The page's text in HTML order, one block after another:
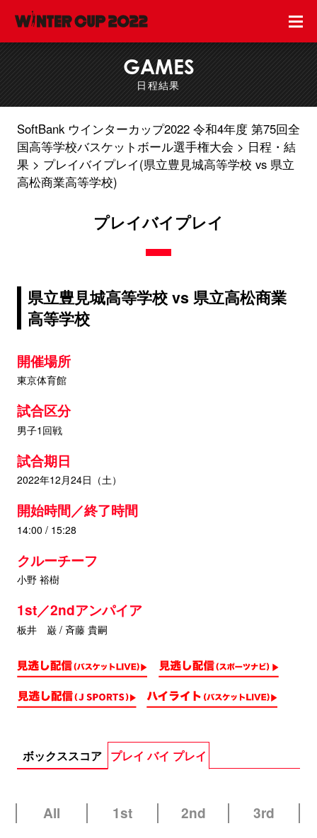
GAMES
日程結果
SoftBank ウインターカップ2022 令和4年度 第75回全
国高等学校バスケットボール選手権大会
日程・結
果
プレイバイプレイ(県立豊見城高等学校 vs 県立
高松商業高等学校)
プレイバイプレイ
県立豊見城高等学校 vs 県立高松商業
高等学校
開催場所
東京体育館
試合区分
男子1回戦
試合期日
2022年12月24日（土）
開始時間／終了時間
14:00 / 15:28
クルーチーフ
小野 裕樹
1st／2ndアンパイア
板井 巌 / 斉藤 貴嗣
ボックススコア プレイ バイ プレイ
All 1st 2nd
3rd